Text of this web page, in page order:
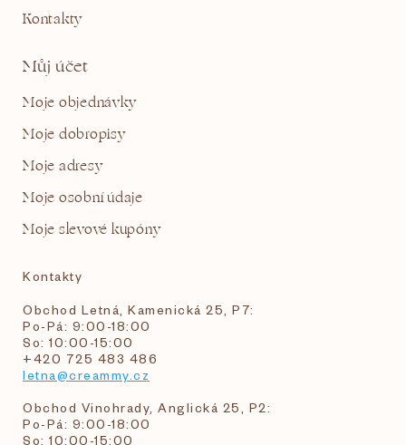
Kontakty
Můj účet
Moje objednávky
Moje dobropisy
Moje adresy
Moje osobní údaje
Moje slevové kupóny
Kontakty
Obchod Letná, Kamenická 25, P7:
Po-Pá: 9:00-18:00
So: 10:00-15:00
+420 725 483 486
letna@creammy.cz
Obchod Vinohrady, Anglická 25, P2:
Po-Pá: 9:00-18:00
So: 10:00-15:00